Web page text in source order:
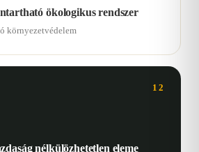
ökologikus rendszer
környezetvédelem
12
nélkülözhetetlen eleme